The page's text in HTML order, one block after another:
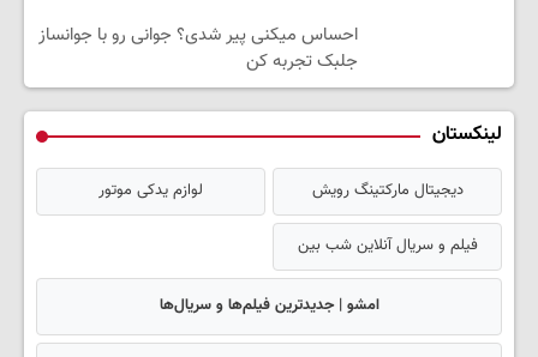
احساس میکنی پیر شدی؟ جوانی رو با جوانساز
جلبک تجربه کن
لینکستان
دیجیتال مارکتینگ رویش لوازم یدکی موتور
فیلم و سریال آنلاین شب بین
امشو | جدیدترین فیلم‌ها و سریال‌ها